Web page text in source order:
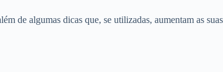
de algumas dicas que, se utilizadas, aumentam as suas